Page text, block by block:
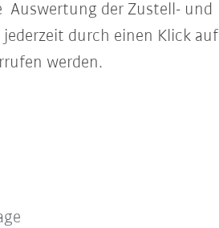
Auswertung der Zustell- und
durch einen Klick auf
werden.